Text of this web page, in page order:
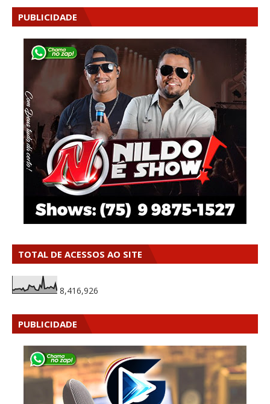
PUBLICIDADE
TOTAL DE ACESSOS AO SITE
8,416,926
PUBLICIDADE